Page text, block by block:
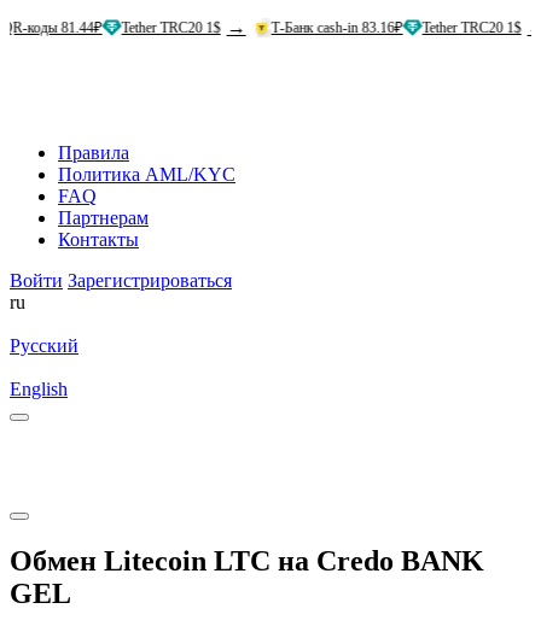
Tether TRC20 1$ → Т-Банк cash-in 83.16₽ Tether TRC20 1$ →
Правила
Политика AML/KYC
FAQ
Партнерам
Контакты
Войти Зарегистрироваться
ru
Русский
English
Обмен Litecoin LTC на Credo BANK
GEL